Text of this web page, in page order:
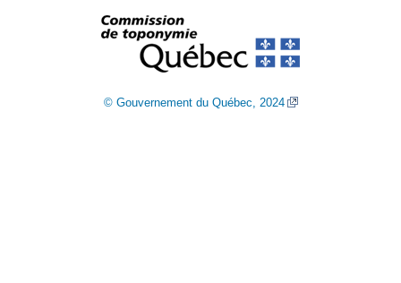
© Gouvernement du Québec, 2024